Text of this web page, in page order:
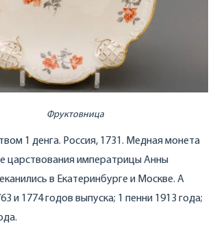
Фруктовница
1 денга. Россия, 1731. Медная монета
царствования императрицы Анны
в Екатеринбурге и Москве. А
и 1774 годов выпуска; 1 пенни 1913 года;